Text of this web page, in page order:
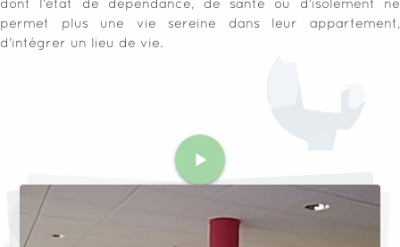
dont l'état de dépendance, de santé ou d'isolement ne
permet plus une vie sereine dans leur appartement,
d'intégrer un lieu de vie.
play_arrow